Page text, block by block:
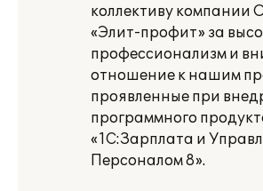
коллективу
«Элит-профит» за
профессионализм и
отношение к нашим
проявленные при
программного
«1С:Зарплата и
Персоналом 8».